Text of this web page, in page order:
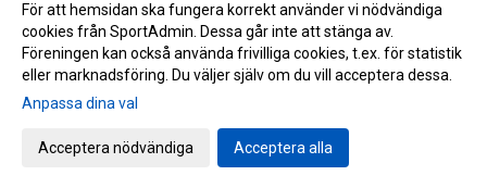
Beställa registerutdrag, länk
Gå till Webbversion
För att hemsidan ska fungera korrekt använder vi nödvändiga
cookies från SportAdmin. Dessa går inte att stänga av.
Föreningen kan också använda frivilliga cookies, t.ex. för statistik
eller marknadsföring. Du väljer själv om du vill acceptera dessa.
Anpassa dina val
Acceptera nödvändiga Acceptera alla